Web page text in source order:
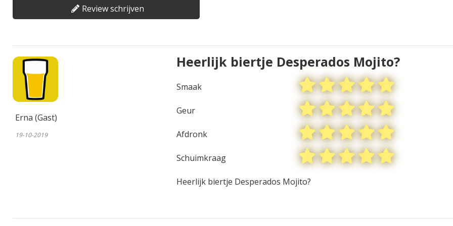
Review schrijven
Erna (Gast)
19-10-2019
Heerlijk biertje Desperados Mojito?
Smaak
Geur
Afdronk
Schuimkraag
Heerlijk biertje Desperados Mojito?